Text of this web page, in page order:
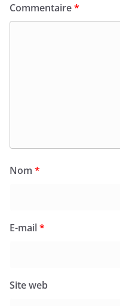
Commentaire*
Nom *
E-mail*
Site web